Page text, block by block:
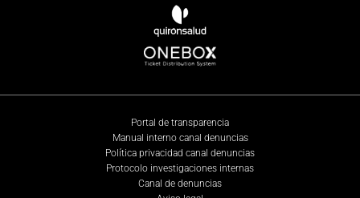
Portal de transparencia
Manual interno canal denuncias
Política privacidad canal denuncias
Protocolo investigaciones internas
Canal de denuncias